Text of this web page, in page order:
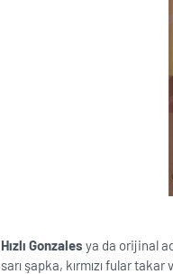
Hızlı Gonzales ya da orijinal
sarı şapka, kırmızı fular